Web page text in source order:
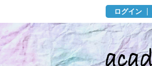
ログイン